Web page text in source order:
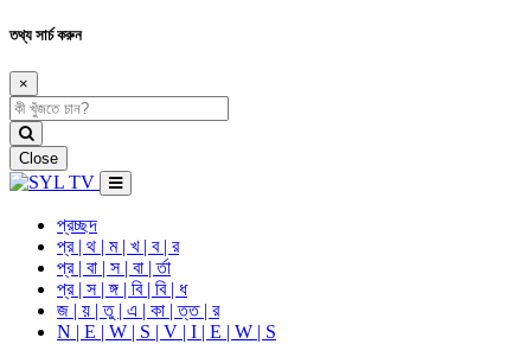
তথ্য সার্চ করুন
×
Close
প্রচ্ছদ
প্র | থ | ম | খ | ব | র
প্র | বা | স | বা | র্তা
প্র | স | ঙ্গ | বি | বি | ধ
জ | য় | তু | এ | কা | ত্ত | র
N | E | W | S | V | I | E | W | S